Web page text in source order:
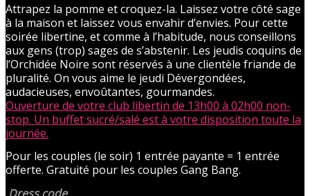
Attrapez la pomme et croquez-la. Laissez votre côté sage
à la maison et laissez vous envahir d’envies. Pour cette
soirée libertine, et comme à l’habitude, nous conseillons
aux gens (trop) sages de s’abstenir. Les jeudis coquins de
l’Orchidée Noire sont réservés à une clientèle friande de
pluralité. On vous aime le jeudi Dévergondées,
audacieuses, envoûtantes, gourmandes.
Ouverture de votre club libertin de 13h00 à 02h00 non-
stop. Un buffet sucré/salé est à votre disposition toute la
journée.
Pour les couples (le soir) 1 entrée payante = 1 entrée
offerte. Gratuité pour les couples Gang Bang.